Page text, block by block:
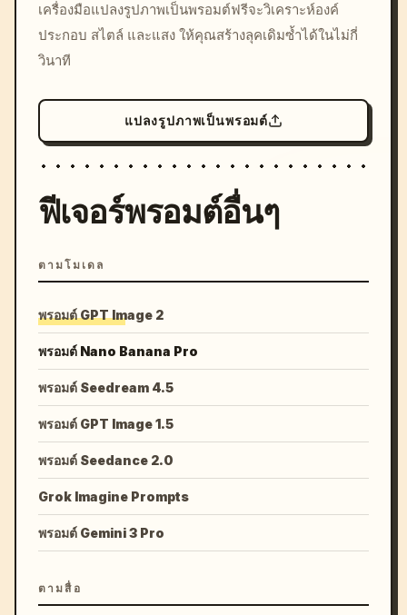
colors, 8k --v 6.0
เครื่องมือแปลงรูปภาพเป็นพรอมต์ฟรีจะวิเคราะห์องค์
ประกอบ สไตล์ และแสง ให้คุณสร้างลุคเดิมซ้ำได้ในไม่กี่
วินาที
แปลงรูปภาพเป็นพรอมต์
ฟีเจอร์พรอมต์อื่นๆ
ตามโมเดล
พรอมต์ GPT Image 2
พรอมต์ Nano Banana Pro
พรอมต์ Seedream 4.5
พรอมต์ GPT Image 1.5
พรอมต์ Seedance 2.0
Grok Imagine Prompts
พรอมต์ Gemini 3 Pro
ตามสื่อ